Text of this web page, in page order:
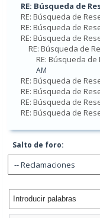
RE: Búsqueda de
RE: Búsqueda de
RE: Búsqueda de
RE: Búsqueda de
RE: Búsqueda de
RE: Búsqueda de
AM
RE: Búsqueda de
RE: Búsqueda de
RE: Búsqueda de
RE: Búsqueda de
Salto de foro: